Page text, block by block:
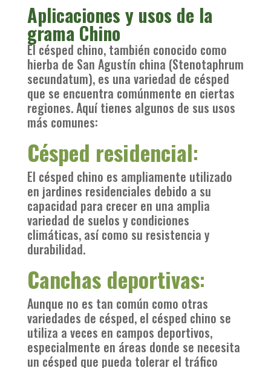
Aplicaciones y usos de la
grama Chino
El césped chino, también conocido como
hierba de San Agustín china (Stenotaphrum
secundatum), es una variedad de césped
que se encuentra comúnmente en ciertas
regiones. Aquí tienes algunos de sus usos
más comunes:
Césped residencial:
El césped chino es ampliamente utilizado
en jardines residenciales debido a su
capacidad para crecer en una amplia
variedad de suelos y condiciones
climáticas, así como su resistencia y
durabilidad.
Canchas deportivas:
Aunque no es tan común como otras
variedades de césped, el césped chino se
utiliza a veces en campos deportivos,
especialmente en áreas donde se necesita
un césped que pueda tolerar el tráfico